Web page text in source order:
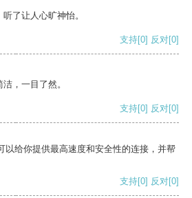
了让人心旷神怡。
支持[0] 反对[0]
，一目了然。
支持[0] 反对[0]
以给你提供最高速度和安全性的连接，并帮
支持[0] 反对[0]